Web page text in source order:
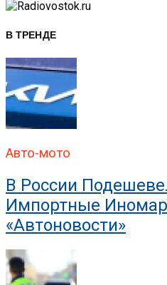
В ТРЕНДЕ
Авто-мото
В России
Импортные
«Автоновости»